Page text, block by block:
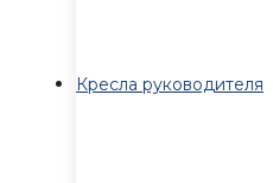
Кресла руководителя